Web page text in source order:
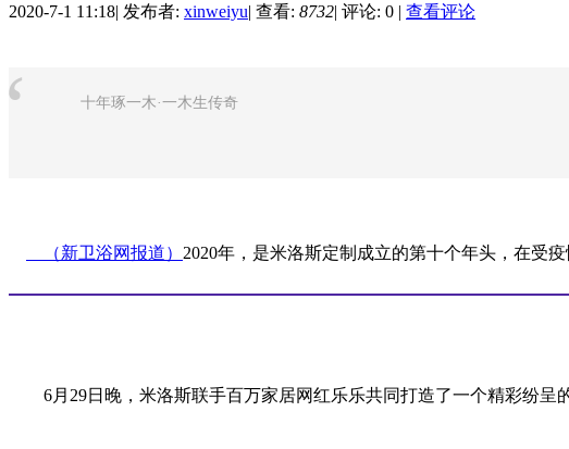
2020-7-1 11:18| 发布者: xinweiyu| 查看: 8732| 评论: 0 | 查看评论
十年琢一木·一木生传奇
（新卫浴网报道） 2020年，是米洛斯定制成立的第十个年头，在受
6月29日晚，米洛斯联手百万家居网红乐乐共同打造了一个精彩纷呈的